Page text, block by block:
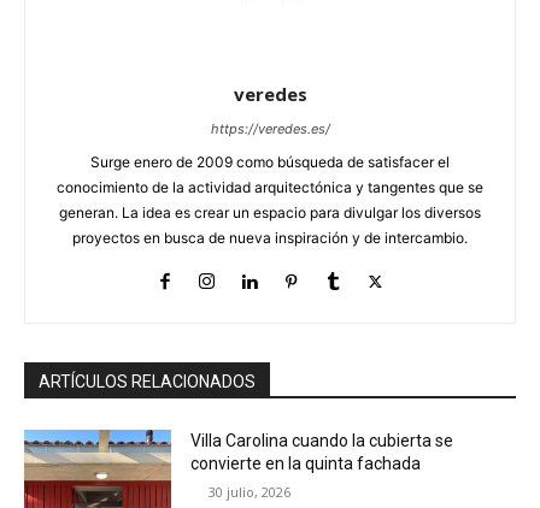
veredes
https://veredes.es/
Surge enero de 2009 como búsqueda de satisfacer el
conocimiento de la actividad arquitectónica y tangentes que se
generan. La idea es crear un espacio para divulgar los diversos
proyectos en busca de nueva inspiración y de intercambio.
ARTÍCULOS RELACIONADOS
Villa Carolina cuando la cubierta se
convierte en la quinta fachada
30 julio, 2026